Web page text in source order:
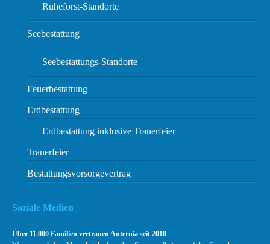
Ruheforst-Standorte
Seebestattung
Seebestattungs-Standorte
Feuerbestattung
Erdbestattung
Erdbestattung inklusive Trauerfeier
Trauerfeier
Bestattungsvorsorgevertrag
Soziale Medien
Über 11.000 Familien vertrauen Anternia seit 2010